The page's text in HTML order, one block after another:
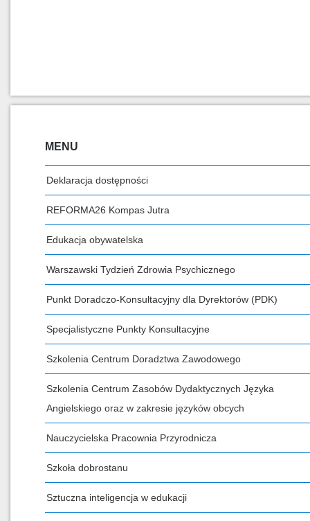
MENU
Deklaracja dostępności
REFORMA26 Kompas Jutra
Edukacja obywatelska
Warszawski Tydzień Zdrowia Psychicznego
Punkt Doradczo-Konsultacyjny dla Dyrektorów (PDK)
Specjalistyczne Punkty Konsultacyjne
Szkolenia Centrum Doradztwa Zawodowego
Szkolenia Centrum Zasobów Dydaktycznych Języka
Angielskiego oraz w zakresie języków obcych
Nauczycielska Pracownia Przyrodnicza
Szkoła dobrostanu
Sztuczna inteligencja w edukacji